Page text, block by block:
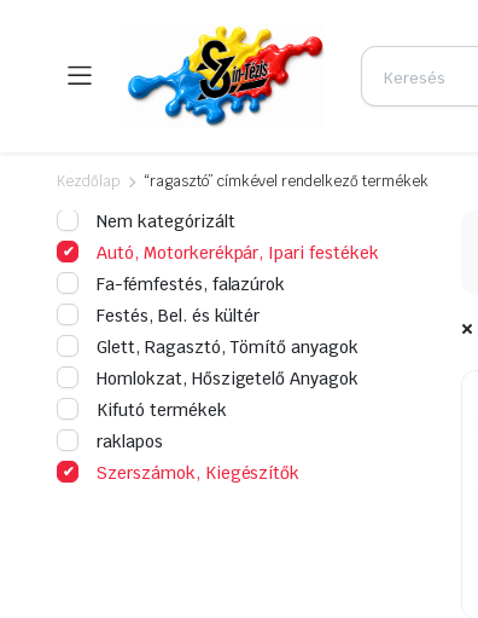
Kezdőlap “ragasztó” címkével rendelkező termékek
Nem kategórizált
Autó, Motorkerékpár, Ipari festékek
Fa-fémfestés, falazúrok
Festés, Bel. és kültér
Glett, Ragasztó, Tömítő anyagok
Homlokzat, Hőszigetelő Anyagok
Kifutó termékek
raklapos
Szerszámok, Kiegészítők